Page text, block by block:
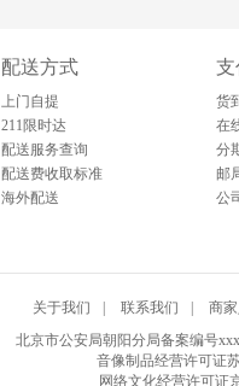
配送方式
上门自提
211限时达
配送服务查询
配送费收取标准
海外配送
支
货
在
分
邮
公
关于我们 联系我们 商
北京市公安局朝阳分局备案编号
音像制品经营许可证
网络文化经营许可证